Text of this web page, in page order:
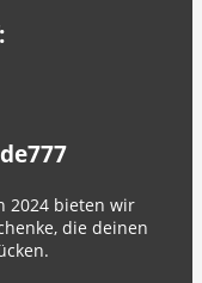
2024 bieten wir
die deinen